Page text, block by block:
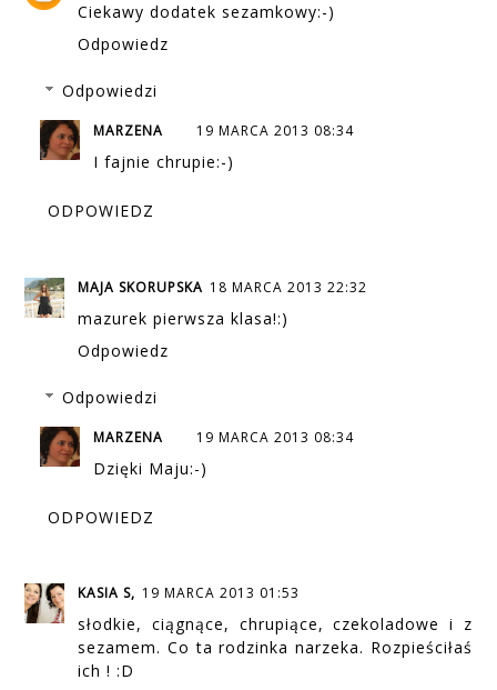
Ciekawy dodatek sezamkowy:-)
Odpowiedz
Odpowiedzi
MARZENA 19 MARCA 2013 08:34
I fajnie chrupie:-)
ODPOWIEDZ
MAJA SKORUPSKA 18 MARCA 2013 22:32
mazurek pierwsza klasa!:)
Odpowiedz
Odpowiedzi
MARZENA 19 MARCA 2013 08:34
Dzięki Maju:-)
ODPOWIEDZ
KASIA S, 19 MARCA 2013 01:53
słodkie, ciągnące, chrupiące, czekoladowe i z
sezamem. Co ta rodzinka narzeka. Rozpieściłaś
ich ! :D